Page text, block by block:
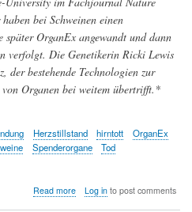
bei Schweinen einen
später OrganEx angewandt und dann
verfolgt. Die Genetikerin Ricki Lewis
der bestehende Technologien zur
Organen bei weitem übertrifft.*
Herzstillstand hirntott
OrganEx
Spenderorgane
Tod
Read moreabout
Log into post comments